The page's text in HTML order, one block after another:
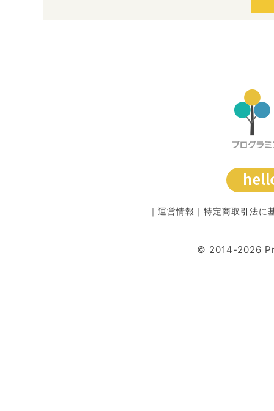
｜ 運営情報 ｜ 特定商取引法に
© 2014-2026